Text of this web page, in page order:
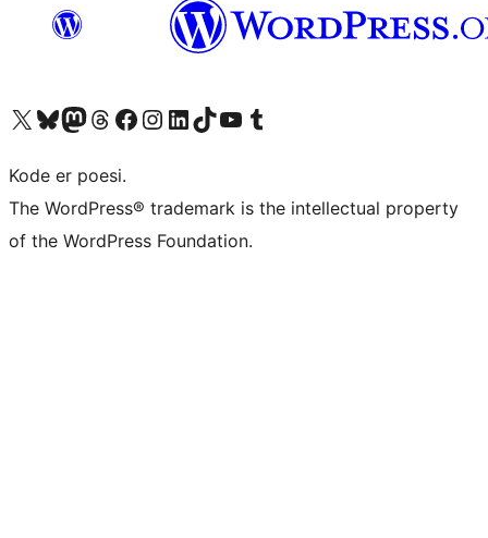
Besøk vår konto på X Visit our Bluesky account
Besøk vår Mastodon-konto
Visit our Threads account
Besøk vår Facebook-sideBesøk vår Instagram-konto
Besøk vår LinkedIn-konto
Visit our TikTok account
Visit our YouTube channel
Visit our Tumblr account
Kode er poesi.
The WordPress® trademark is the intellectual property
of the WordPress Foundation.